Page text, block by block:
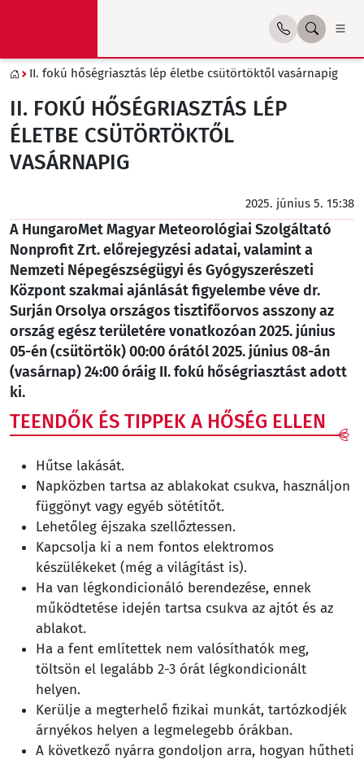
II. fokú hőségriasztás lép életbe csütörtöktől vasárnapig
II. FOKÚ HŐSÉGRIASZTÁS LÉP
ÉLETBE CSÜTÖRTÖKTŐL
VASÁRNAPIG
2025. június 5. 15:38
A HungaroMet Magyar Meteorológiai Szolgáltató
Nonprofit Zrt. előrejegyzési adatai, valamint a
Nemzeti Népegészségügyi és Gyógyszerészeti
Központ szakmai ajánlását figyelembe véve dr.
Surján Orsolya országos tisztifőorvos asszony az
ország egész területére vonatkozóan 2025. június
05-én (csütörtök) 00:00 órától 2025. június 08-án
(vasárnap) 24:00 óráig II. fokú hőségriasztást adott
ki.
TEENDŐK ÉS TIPPEK A HŐSÉG ELLEN
Hűtse lakását.
Napközben tartsa az ablakokat csukva, használjon
függönyt vagy egyéb sötétítőt.
Lehetőleg éjszaka szellőztessen.
Kapcsolja ki a nem fontos elektromos
készülékeket (még a világítást is).
Ha van légkondicionáló berendezése, ennek
működtetése idején tartsa csukva az ajtót és az
ablakot.
Ha a fent említettek nem valósíthatók meg,
töltsön el legalább 2-3 órát légkondicionált
helyen.
Kerülje a megterhelő fizikai munkát, tartózkodjék
árnyékos helyen a legmelegebb órákban.
A következő nyárra gondoljon arra, hogyan hűtheti